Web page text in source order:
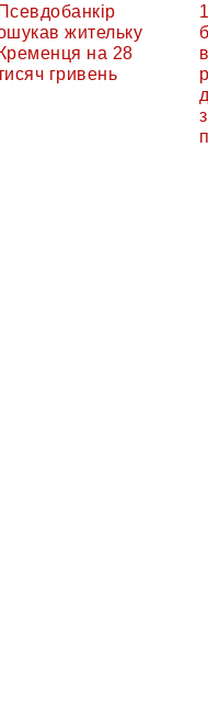
Псевдобанкір
жительку
Кременця на 28
гривень